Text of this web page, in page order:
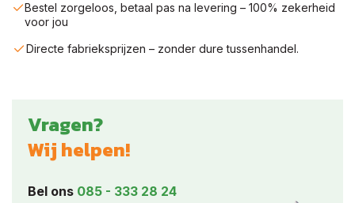
Bestel zorgeloos, betaal pas na levering – 100% zekerheid
voor jou
Directe fabrieksprijzen – zonder dure tussenhandel.
Vragen?
Wij helpen!
Bel ons 085 - 333 28 24